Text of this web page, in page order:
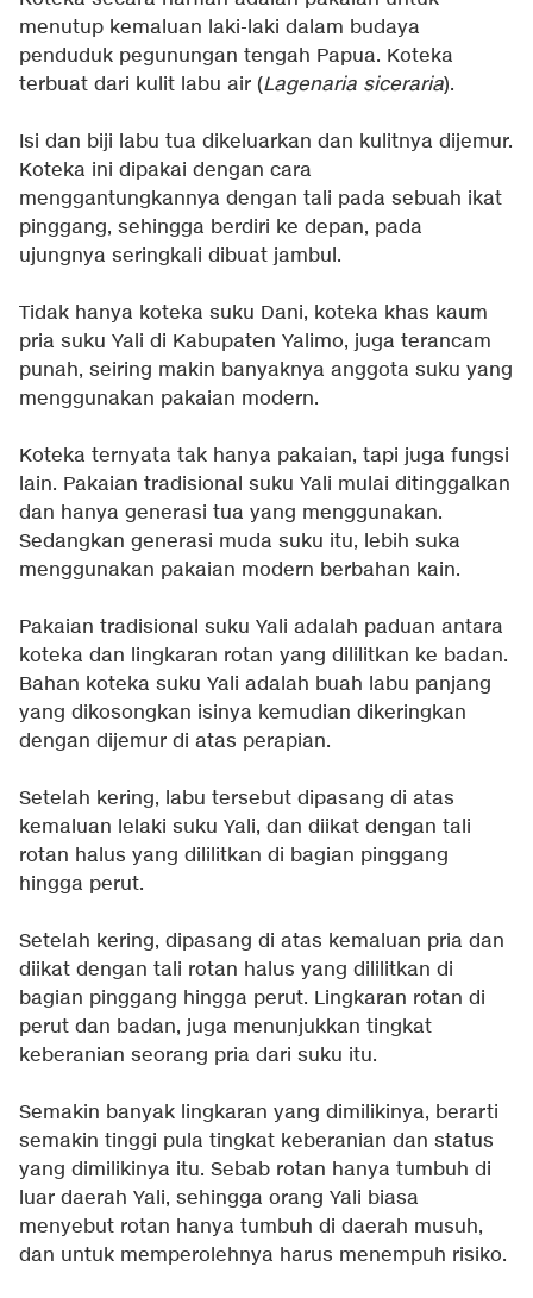
menutup kemaluan laki-laki dalam budaya
penduduk pegunungan tengah Papua. Koteka
terbuat dari kulit labu air (Lagenaria siceraria).
Isi dan biji labu tua dikeluarkan dan kulitnya dijemur.
Koteka ini dipakai dengan cara
menggantungkannya dengan tali pada sebuah ikat
pinggang, sehingga berdiri ke depan, pada
ujungnya seringkali dibuat jambul.
Tidak hanya koteka suku Dani, koteka khas kaum
pria suku Yali di Kabupaten Yalimo, juga terancam
punah, seiring makin banyaknya anggota suku yang
menggunakan pakaian modern.
Koteka ternyata tak hanya pakaian, tapi juga fungsi
lain. Pakaian tradisional suku Yali mulai ditinggalkan
dan hanya generasi tua yang menggunakan.
Sedangkan generasi muda suku itu, lebih suka
menggunakan pakaian modern berbahan kain.
Pakaian tradisional suku Yali adalah paduan antara
koteka dan lingkaran rotan yang dililitkan ke badan.
Bahan koteka suku Yali adalah buah labu panjang
yang dikosongkan isinya kemudian dikeringkan
dengan dijemur di atas perapian.
Setelah kering, labu tersebut dipasang di atas
kemaluan lelaki suku Yali, dan diikat dengan tali
rotan halus yang dililitkan di bagian pinggang
hingga perut.
Setelah kering, dipasang di atas kemaluan pria dan
diikat dengan tali rotan halus yang dililitkan di
bagian pinggang hingga perut. Lingkaran rotan di
perut dan badan, juga menunjukkan tingkat
keberanian seorang pria dari suku itu.
Semakin banyak lingkaran yang dimilikinya, berarti
semakin tinggi pula tingkat keberanian dan status
yang dimilikinya itu. Sebab rotan hanya tumbuh di
luar daerah Yali, sehingga orang Yali biasa
menyebut rotan hanya tumbuh di daerah musuh,
dan untuk memperolehnya harus menempuh risiko.